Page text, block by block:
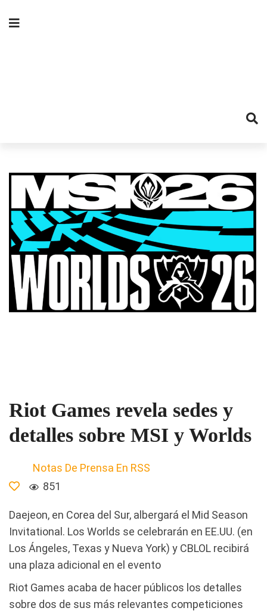
Riot Games revela sedes y
detalles sobre MSI y Worlds
Notas De Prensa En RSS
851
Daejeon, en Corea del Sur, albergará el Mid Season
Invitational. Los Worlds se celebrarán en EE.UU. (en
Los Ángeles, Texas y Nueva York) y CBLOL recibirá
una plaza adicional en el evento
Riot Games acaba de hacer públicos los detalles
sobre dos de sus más relevantes competiciones